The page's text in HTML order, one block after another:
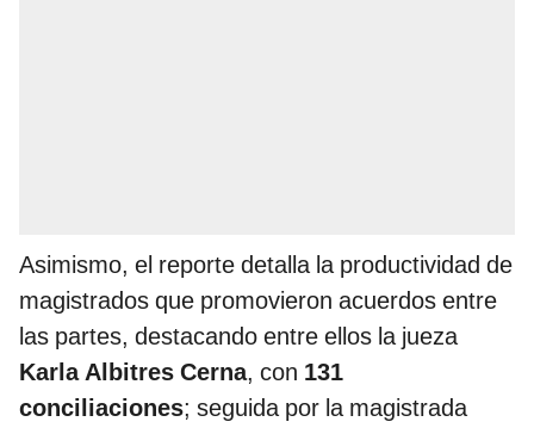
Asimismo, el reporte detalla la productividad de
magistrados que promovieron acuerdos entre
las partes, destacando entre ellos la jueza
Karla Albitres Cerna, con 131
conciliaciones; seguida por la magistrada